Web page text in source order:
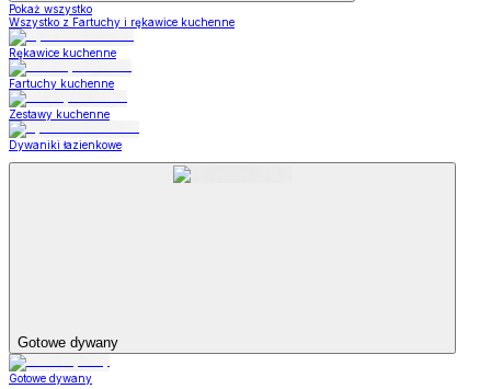
Pokaż wszystko
Wszystko z Fartuchy i rękawice kuchenne
Rękawice kuchenne
Fartuchy kuchenne
Zestawy kuchenne
Dywaniki łazienkowe
Gotowe dywany
Gotowe dywany